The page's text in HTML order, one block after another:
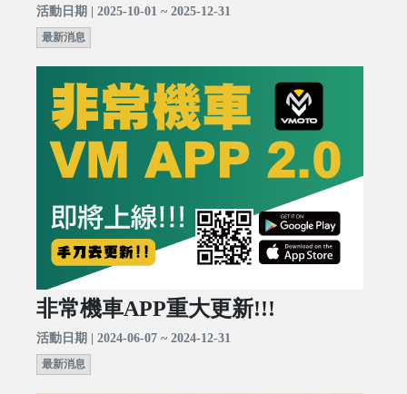
活動日期 | 2025-10-01 ~ 2025-12-31
最新消息
非常機車APP重大更新!!!
活動日期 | 2024-06-07 ~ 2024-12-31
最新消息